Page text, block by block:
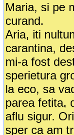
Maria, si pe
curand.
Aria, iti
carantina,
mi-a fost
sperietura
la eco, sa
parea fetita,
aflu sigur.
sper ca am